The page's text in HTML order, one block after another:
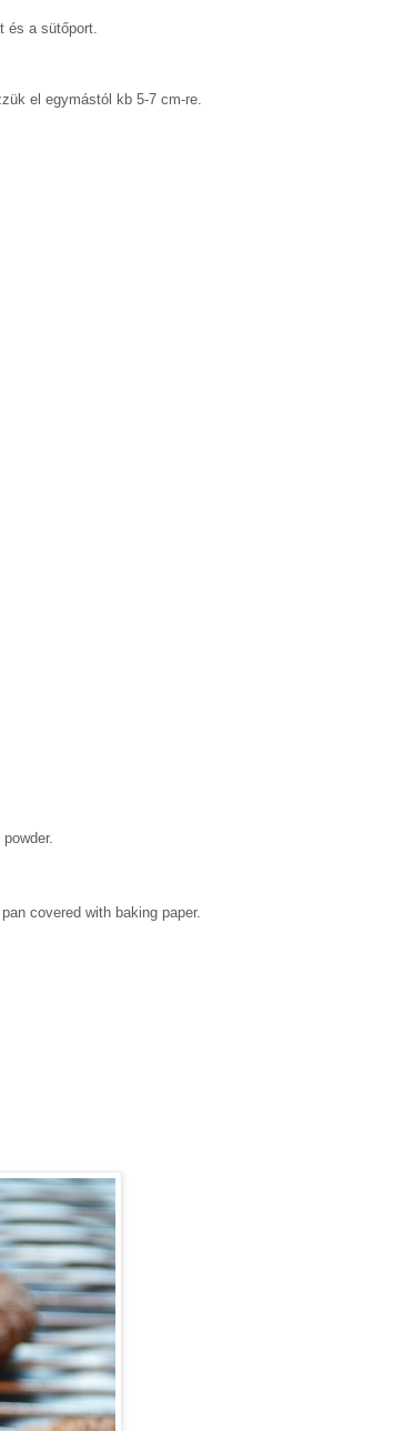
és a sütőport.
el egymástól kb 5-7 cm-re.
covered with baking paper.